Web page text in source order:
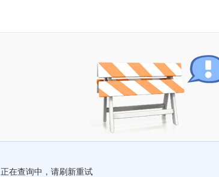
正在查询中，请刷新重试